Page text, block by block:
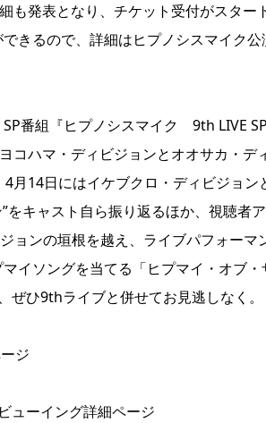
も発表となり、チケット受付がスター
きるので、詳細はヒプノシスマイク公
番組『ヒプノシスマイク 9th LIVE SP
ハマ・ディビジョンとオオサカ・デ
月14日にはイケブクロ・ディビジョン
キャスト自ら振り返るほか、視聴者
ョンの垣根を越え、ライブパフォーマ
イソングを当てる「ヒプマイ・オブ・
ひ9thライブと併せてお見逃しなく。
ジ
ューイング詳細ページ